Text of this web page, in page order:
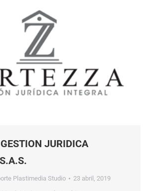
JURIDICA
Plastimedia Studio 23 abril, 2019